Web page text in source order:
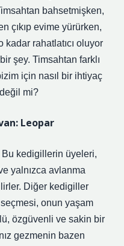
bahsetmişken,
çıkıp evime yürürken,
kadar rahatlatıcı oluyor
şey. Timsahtan farklı
için nasıl bir ihtiyaç
mi?
Leopar
Bu kedigillerin üyeleri,
yalnızca avlanma
Diğer kedigiller
seçmesi, onun yaşam
özgüvenli ve sakin bir
gezmenin bazen